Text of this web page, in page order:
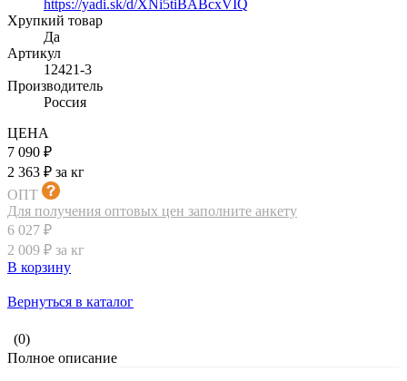
https://yadi.sk/d/XNi5tiBABcxVIQ
Хрупкий товар
Да
Артикул
12421-3
Производитель
Россия
ЦЕНА
7 090 ₽
2 363 ₽ за кг
ОПТ
Для получения оптовых цен заполните анкету
6 027 ₽
2 009 ₽ за кг
В корзину
Вернуться в каталог
(0)
Полное описание